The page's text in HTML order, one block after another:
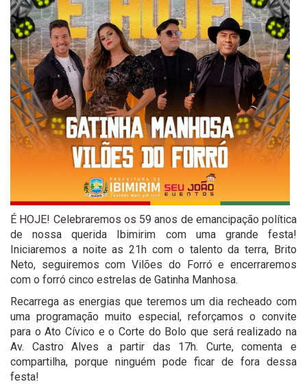
É HOJE! Celebraremos os 59 anos de emancipação política
de nossa querida Ibimirim com uma grande festa!
Iniciaremos a noite as 21h com o talento da terra, Brito
Neto, seguiremos com Vilões do Forró e encerraremos
com o forró cinco estrelas de Gatinha Manhosa.
Recarrega as energias que teremos um dia recheado com
uma programação muito especial, reforçamos o convite
para o Ato Cívico e o Corte do Bolo que será realizado na
Av. Castro Alves a partir das 17h. Curte, comenta e
compartilha, porque ninguém pode ficar de fora dessa
festa!